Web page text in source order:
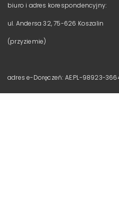
biuro i adres korespondencyjny:
ul. Andersa 32, 75-626 Koszalin
(przyziemie)
adres e-Doręczeń: AE:PL-98923-